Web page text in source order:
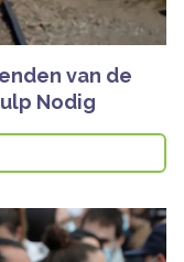
van de
Nodig